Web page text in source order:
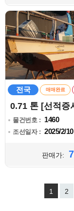
전국 매매완료
0.71 톤 [선적증
물건번호 : 1460
조선일자 : 2025/2/10
판매가:
1 2